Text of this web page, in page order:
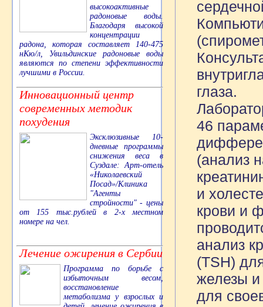
высокоактивные
радоновые воды.
Благодаря высокой
концентрации
радона, которая составляет 140-475
нКю/л, Увильдинские радоновые воды
являются по степени эффективности
лучшими в России.
Инновационный центр
современных методик
похудения
Эксклюзивные 10-
дневные программы
снижения веса в
Суздале: Арт-отель
«Николаевский
Посад»/Клиника
"Агенты
стройности" - цены
от 155 тыс.рублей в 2-х местном
номере на чел.
Лечение ожирения в Сербии
Программа по борьбе с
избыточным весом,
восстановление
метаболизма у взрослых и
глаза.
46
(анализ
и
крови и
анализ
(TSH)
железы и
для